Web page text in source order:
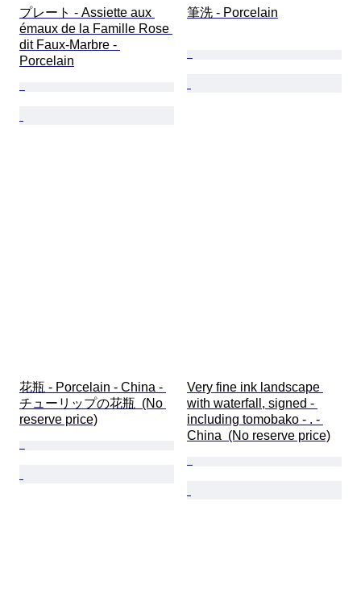
プレート - Assiette aux
émaux de la Famille Rose
dit Faux-Marbre -
Porcelain
筆洗 - Porcelain
花瓶 - Porcelain - China -
チューリップの花瓶  (No
reserve price)
Very fine ink landscape
with waterfall, signed -
including tomobako - . -
China  (No reserve price)